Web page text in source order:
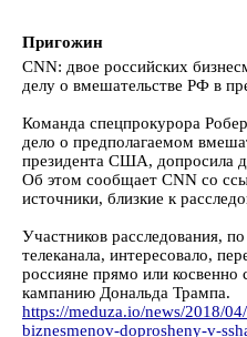
Пригожин
CNN: двое российских
делу о вмешательстве РФ в
Команда спецпрокурора
дело о предполагаемом
президента США, допросила
Об этом сообщает CNN со
источники, близкие к
Участников расследования,
телеканала, интересовало,
россияне прямо или косвенно
кампанию Дональда Трампа.
https://meduza.io/news/2018/
biznesmenov-doprosheny-v-